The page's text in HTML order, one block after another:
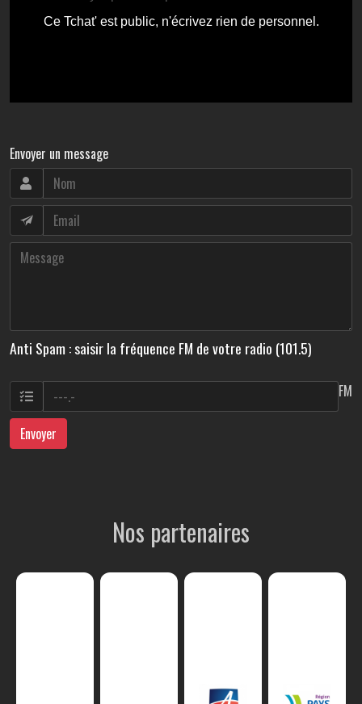
Envoyer un message
Anti Spam : saisir la fréquence FM de votre radio (101.5)
FM
Envoyer
Nos partenaires